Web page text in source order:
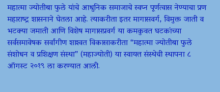
महात्मा ज्योतीबा फुले यांचे आधुनिक समाजाचे स्वप्न पूर्णत्वास नेण्याचा प्रण
महाराष्ट्र शासनाने घेतला आहे. त्याकरीता इतर मागासवर्ग, विमुक्त जाती व
भटक्या जमाती आणि विशेष मागासप्रवर्ग या कमकुवत घटकांच्या
सर्वसमावेषक सर्वांगीण शाश्वत विकासाकरीता “महात्मा ज्योतीबा फुले
संशोधन व प्रशिक्षण संस्था” (महाज्योती) या स्वायत्त संस्थेची स्थापना ८
ऑगस्ट २०१९ ला करण्यात आली.